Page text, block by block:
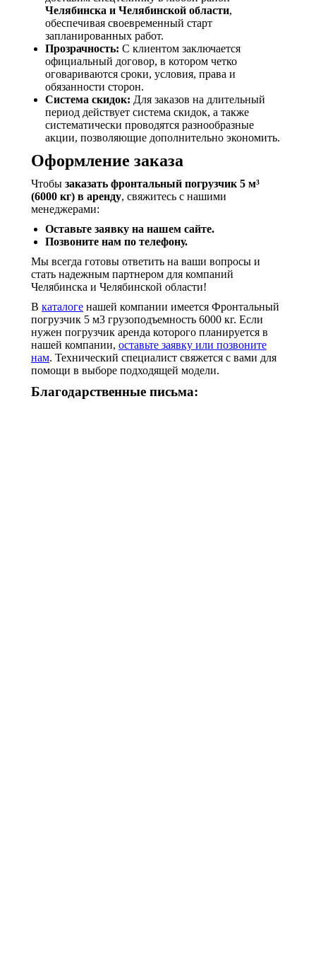
Челябинска и Челябинской области,
обеспечивая своевременный старт
запланированных работ.
Прозрачность: С клиентом заключается
официальный договор, в котором четко
оговариваются сроки, условия, права и
обязанности сторон.
Система скидок: Для заказов на длительный
период действует система скидок, а также
систематически проводятся разнообразные
акции, позволяющие дополнительно экономить.
Оформление заказа
Чтобы заказать фронтальный погрузчик 5 м³
(6000 кг) в аренду, свяжитесь с нашими
менеджерами:
Оставьте заявку на нашем сайте.
Позвоните нам по телефону.
Мы всегда готовы ответить на ваши вопросы и
стать надежным партнером для компаний
Челябинска и Челябинской области!
В каталоге нашей компании имеется Фронтальный
погрузчик 5 м3 грузоподъемность 6000 кг. Если
нужен погрузчик аренда которого планируется в
нашей компании, оставьте заявку или позвоните
нам. Технический специалист свяжется с вами для
помощи в выборе подходящей модели.
Благодарственные письма: